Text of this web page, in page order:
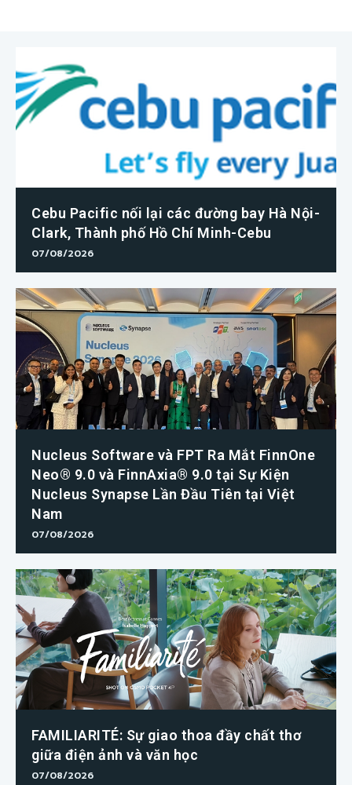
Cebu Pacific nối lại các đường bay Hà Nội-
Clark, Thành phố Hồ Chí Minh-Cebu
07/08/2026
Nucleus Software và FPT Ra Mắt FinnOne
Neo® 9.0 và FinnAxia® 9.0 tại Sự Kiện
Nucleus Synapse Lần Đầu Tiên tại Việt
Nam
07/08/2026
FAMILIARITÉ: Sự giao thoa đầy chất thơ
giữa điện ảnh và văn học
07/08/2026